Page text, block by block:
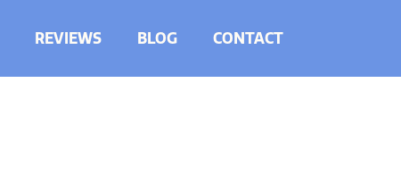
REVIEWS BLOG CONTACT